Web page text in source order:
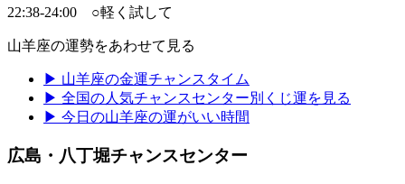
22:38-24:00 ○軽く試して
山羊座の運勢をあわせて見る
▶ 山羊座の金運チャンスタイム
▶ 全国の人気チャンスセンター別くじ運を見る
▶ 今日の山羊座の運がいい時間
広島・八丁堀チャンスセンター